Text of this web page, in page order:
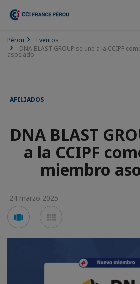
Pérou
Eventos
DNA BLAST GROUP se une a la CCIPF
asociado
AFILIADOS
DNA BLAST
a la CCIPF
miembro
24 marzo 2025
Voir
en
en